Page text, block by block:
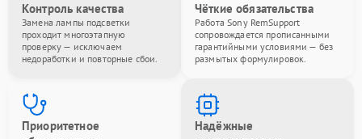
Контроль качества
Замена лампы подсветки
проходит многоэтапную
проверку — исключаем
недоработки и повторные сбои.
Чёткие обязательства
Работа Sony RemSupport
сопровождается прописанными
гарантийными условиями — без
размытых формулировок.
Приоритетное
Надёжные